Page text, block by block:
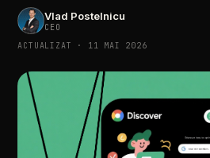
Vlad Postelnicu
CEO
ACTUALIZAT · 11 MAI 2026